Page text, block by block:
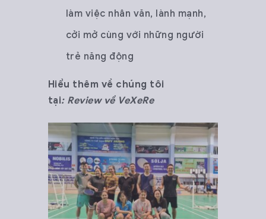
làm việc nhân văn, lành mạnh,
cởi mở cùng với những người
trẻ năng động
Hiểu thêm về chúng tôi
tại: Review về VeXeRe